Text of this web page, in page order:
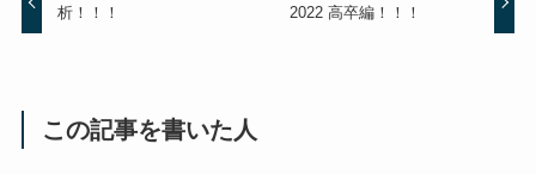
析！！！
2022 高卒編！！！
この記事を書いた人